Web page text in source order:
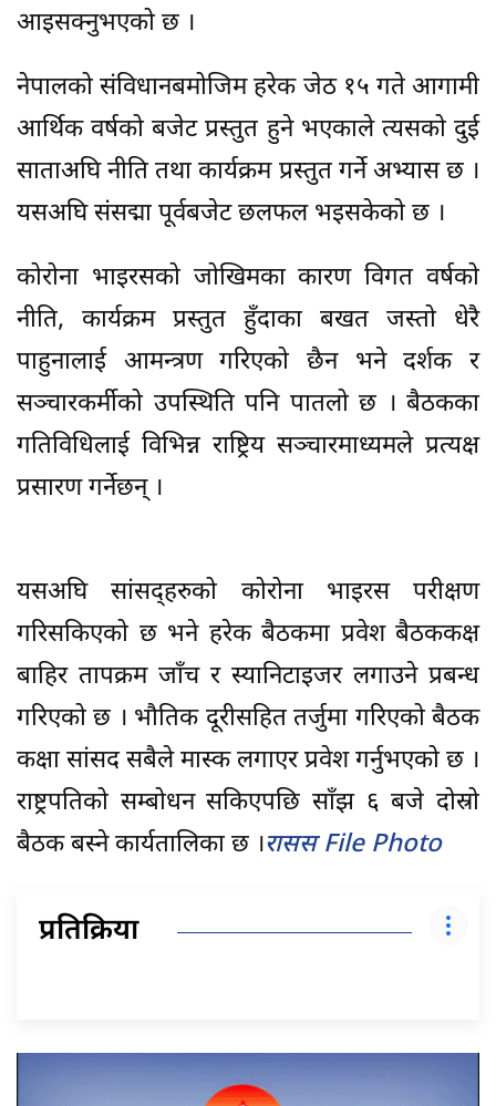
आइसक्नुभएको छ ।
नेपालको संविधानबमोजिम हरेक जेठ १५ गते आगामी
आर्थिक वर्षको बजेट प्रस्तुत हुने भएकाले त्यसको दुई
साताअघि नीति तथा कार्यक्रम प्रस्तुत गर्ने अभ्यास छ ।
यसअघि संसद्मा पूर्वबजेट छलफल भइसकेको छ ।
कोरोना भाइरसको जोखिमका कारण विगत वर्षको
नीति, कार्यक्रम प्रस्तुत हुँदाका बखत जस्तो धेरै
पाहुनालाई आमन्त्रण गरिएको छैन भने दर्शक र
सञ्चारकर्मीको उपस्थिति पनि पातलो छ । बैठकका
गतिविधिलाई विभिन्न राष्ट्रिय सञ्चारमाध्यमले प्रत्यक्ष
प्रसारण गर्नेछन् ।
यसअघि सांसद्हरुको कोरोना भाइरस परीक्षण
गरिसकिएको छ भने हरेक बैठकमा प्रवेश बैठककक्ष
बाहिर तापक्रम जाँच र स्यानिटाइजर लगाउने प्रबन्ध
गरिएको छ । भौतिक दूरीसहित तर्जुमा गरिएको बैठक
कक्षा सांसद सबैले मास्क लगाएर प्रवेश गर्नुभएको छ ।
राष्ट्रपतिको सम्बोधन सकिएपछि साँझ ६ बजे दोस्रो
बैठक बस्ने कार्यतालिका छ ।रासस File Photo
प्रतिक्रिया